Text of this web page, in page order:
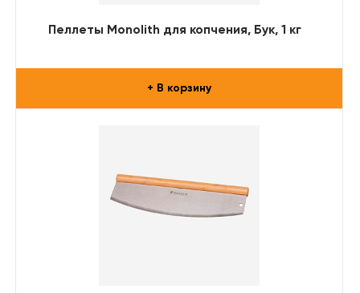
Пеллеты Monolith для копчения, Бук, 1 кг
+ В корзину